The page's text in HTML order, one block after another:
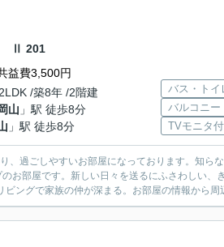
Ⅱ 201
益費3,500円
/築8年 /2階建
山 」駅 徒歩8分
」駅 徒歩8分
バス・トイ
バルコニー
TVモニタ
、過ごしやすいお部屋になっております。知ら
お部屋です。新しい日々を送るにふさわしい、
ングで家族の仲が深まる。お部屋の情報から周